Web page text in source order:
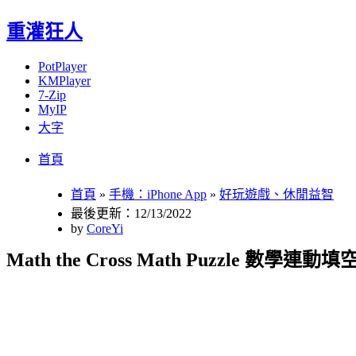
重灌狂人
PotPlayer
KMPlayer
7-Zip
MyIP
大字
首頁
首頁 » 手機：iPhone App » 好玩遊戲、休閒益智
最後更新：12/13/2022
by CoreYi
Math the Cross Math Puzzle 數學連動填